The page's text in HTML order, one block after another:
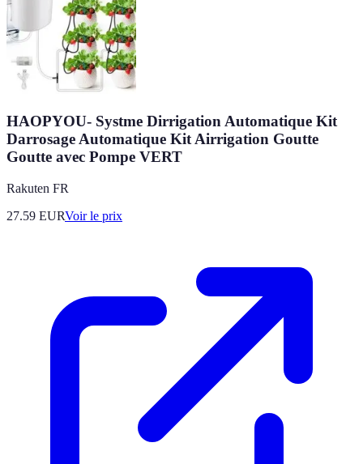
HAOPYOU- Systme Dirrigation Automatique Kit
Darrosage Automatique Kit Airrigation Goutte
Goutte avec Pompe VERT
Rakuten FR
27.59 EURVoir le prix